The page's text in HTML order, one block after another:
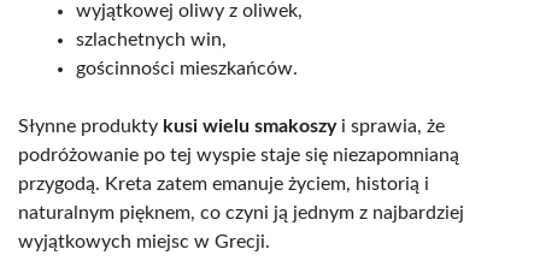
wyjątkowej oliwy z oliwek,
szlachetnych win,
gościnności mieszkańców.
Słynne produkty kusi wielu smakoszyi sprawia, że
podróżowanie po tej wyspie staje się niezapomnianą
przygodą. Kreta zatem emanuje życiem, historią i
naturalnym pięknem, co czyni ją jednym z najbardziej
wyjątkowych miejsc w Grecji.